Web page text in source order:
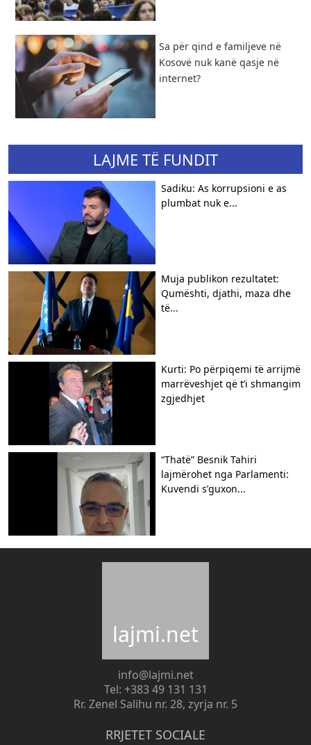
​Sa për qind e familjeve në
Kosovë nuk kanë qasje në
internet?
LAJME TË FUNDIT
Sadiku: As korrupsioni e as
plumbat nuk e...
Muja publikon rezultatet:
Qumështi, djathi, maza dhe
të...
Kurti: Po përpiqemi të arrijmë
marrëveshjet që t’i shmangim
zgjedhjet
“Thatë” Besnik Tahiri
lajmërohet nga Parlamenti:
Kuvendi s’guxon...
lajmi.net
info@lajmi.net
Tel: +383 49 131 131
Rr. Zenel Salihu nr. 28, zyrja nr. 5
RRJETET SOCIALE